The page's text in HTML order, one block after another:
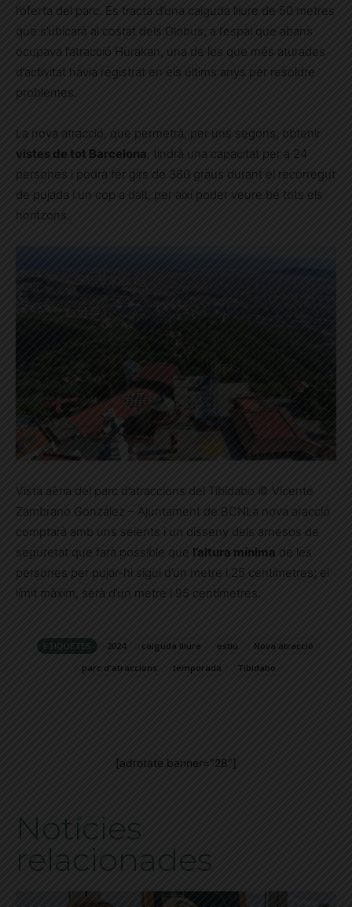
l’oferta del parc. Es tracta d’una caiguda lliure de 50 metres
que s’ubicarà al costat dels Globus, a l’espai que abans
ocupava l’atracció Hurakan, una de les que més aturades
d’activitat havia registrat en els últims anys per resoldre
problemes.
La nova atracció, que permetrà, per uns segons, obtenir
vistes de tot Barcelona , tindrà una capacitat per a 24
persones i podrà fer girs de 360 graus durant el recorregut
de pujada i un cop a dalt, per així poder veure bé tots els
horitzons.
Vista aèria del parc d’atraccions del Tibidabo © Vicente
Zambrano González – Ajuntament de BCNLa nova aracció
comptarà amb uns seients i un disseny dels arnesos de
seguretat que farà possible que l’altura mínima de les
persones per pujar-hi sigui d’un metre i 25 centímetres; el
límit màxim, serà d’un metre i 95 centímetres.
ETIQUETES 2024 caiguda lliure estiu
Nova atracció
parc d'atraccions
temporada Tibidabo
[adrotate banner="28"]
Notícies
relacionades